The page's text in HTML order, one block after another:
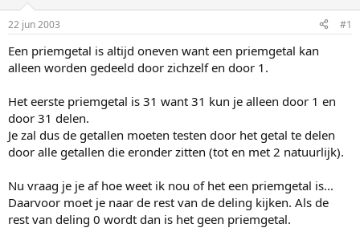
p
s
t
a
r
e
r
m
22 jun 2003 #1
Een priemgetal is altijd oneven want een priemgetal kan
alleen worden gedeeld door zichzelf en door 1.
Het eerste priemgetal is 31 want 31 kun je alleen door 1 en
door 31 delen.
Je zal dus de getallen moeten testen door het getal te delen
door alle getallen die eronder zitten (tot en met 2 natuurlijk).
Nu vraag je je af hoe weet ik nou of het een priemgetal is...
Daarvoor moet je naar de rest van de deling kijken. Als de
rest van deling 0 wordt dan is het geen priemgetal.